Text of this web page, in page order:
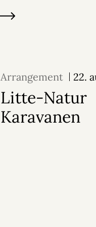
Arrangement 22.
Litte-Natur
Karavanen